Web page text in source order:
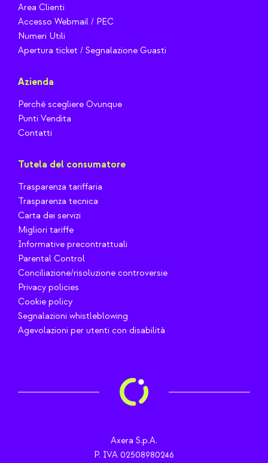
Area Clienti
Accesso Webmail / PEC
Numeri Utili
Apertura ticket / Segnalazione Guasti
Azienda
Perché scegliere Ovunque
Punti Vendita
Contatti
Tutela del consumatore
Trasparenza tariffaria
Trasparenza tecnica
Carta dei servizi
Migliori tariffe
Informative precontrattuali
Parental Control
Conciliazione/risoluzione controversie
Privacy policies
Cookie policy
Segnalazioni whistleblowing
Agevolazioni per utenti con disabilità
Axera S.p.A.
P. IVA 02508980246